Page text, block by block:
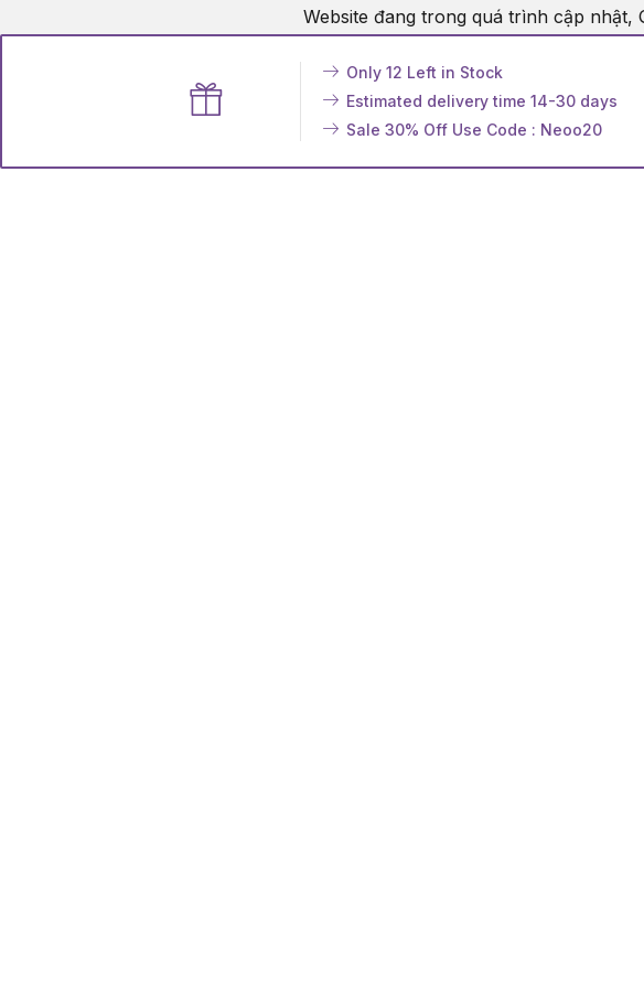
Website đang trong quá trình cập
Only 12 Left in Stock
Estimated delivery time 14-30 days
Sale 30% Off Use Code : Neoo20